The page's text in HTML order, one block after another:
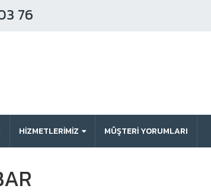
76
HİZMETLERİMİZ MÜŞTERI YORUMLARI